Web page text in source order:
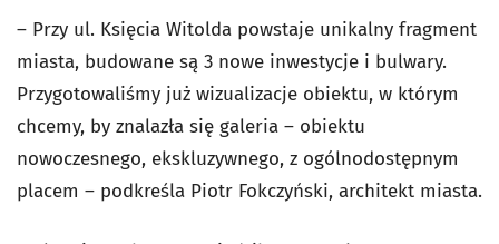
– Przy ul. Księcia Witolda powstaje unikalny fragment
miasta, budowane są 3 nowe inwestycje i bulwary.
Przygotowaliśmy już wizualizacje obiektu, w którym
chcemy, by znalazła się galeria – obiektu
nowoczesnego, ekskluzywnego, z ogólnodostępnym
placem – podkreśla Piotr Fokczyński, architekt miasta.